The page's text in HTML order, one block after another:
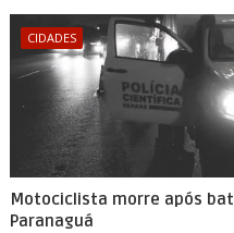
CIDADES
Motociclista morre após
Paranaguá